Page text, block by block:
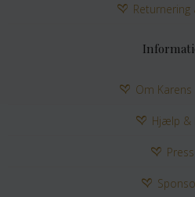
Returnering
Om Karens
Hjælp &